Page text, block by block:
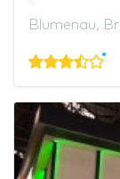
Blumenau,